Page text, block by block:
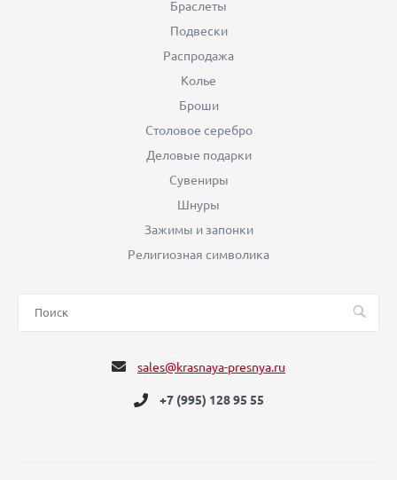
Браслеты
Подвески
Распродажа
Колье
Броши
Столовое серебро
Деловые подарки
Сувениры
Шнуры
Зажимы и запонки
Религиозная символика
sales@krasnaya-presnya.ru
+7 (995) 128 95 55